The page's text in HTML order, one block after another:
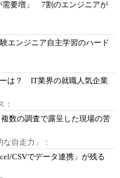
需要増」 7割のエンジニアが
エンジニア自主学習のハード
は？ IT業界の就職人気企業
：
数の調査で露呈した現場の苦
自走力」：
CSVでデータ連携」が残る